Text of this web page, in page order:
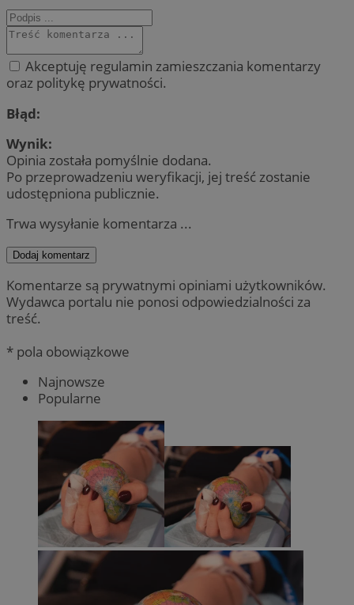
Akceptuję regulamin zamieszczania komentarzy
oraz politykę prywatności.
Błąd:
Wynik:
Opinia została pomyślnie dodana.
Po przeprowadzeniu weryfikacji, jej treść zostanie
udostępniona publicznie.
Trwa wysyłanie komentarza ...
Dodaj komentarz
Komentarze są prywatnymi opiniami użytkowników.
Wydawca portalu nie ponosi odpowiedzialności za
treść.
* pola obowiązkowe
Najnowsze
Popularne